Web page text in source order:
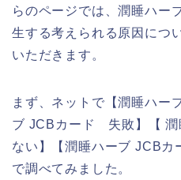
らのページでは、潤睡ハー
生する考えられる原因につ
いただきます。
まず、ネットで【潤睡ハー
ブ JCBカード 失敗】【
ない】【潤睡ハーブ JCB
で調べてみました。